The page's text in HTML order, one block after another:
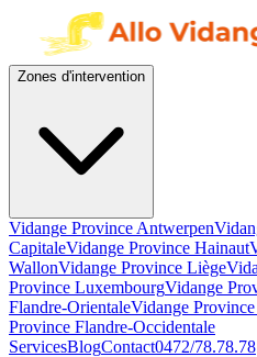
Zones d'intervention
Vidange Province Antwerpen
CapitaleVidange Province Hainaut
WallonVidange Province Liège
Province LuxembourgVidange
Flandre-OrientaleVidange
Province Flandre-Occidentale
ServicesBlogContact0472/78.78.78